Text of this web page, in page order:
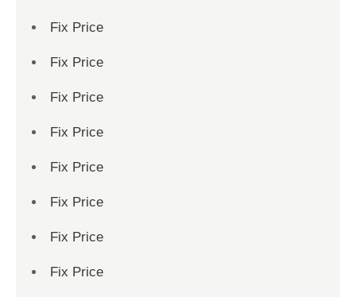
Fix Price
Fix Price
Fix Price
Fix Price
Fix Price
Fix Price
Fix Price
Fix Price